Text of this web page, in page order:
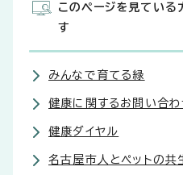
このページを見ている
す
みんなで育てる緑
健康に関するお問い合わ
健康ダイヤル
名古屋市人とペットの共